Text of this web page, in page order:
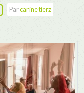
Parcarine tierz